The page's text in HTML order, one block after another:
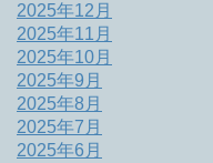
2025年12月
2025年11月
2025年10月
2025年9月
2025年8月
2025年7月
2025年6月